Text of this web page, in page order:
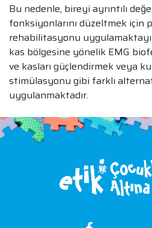
Bu nedenle, bireyi ayrıntılı
fonksiyonlarını düzeltmek için
rehabilitasyonu
kas bölgesine yönelik EMG
ve kasları güçlendirmek veya
stimülasyonu gibi farklı
uygulanmaktadır.